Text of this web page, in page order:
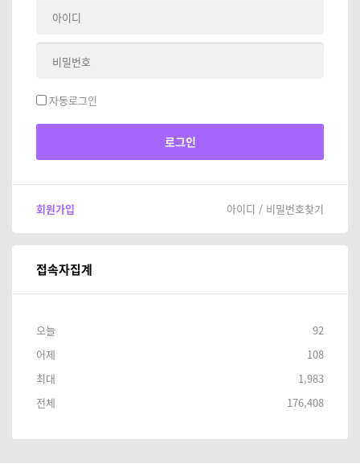
자동로그인
회원가입 아이디 / 비밀번호찾기
접속자집계
오늘
92
어제
108
최대
1,983
전체
176,408